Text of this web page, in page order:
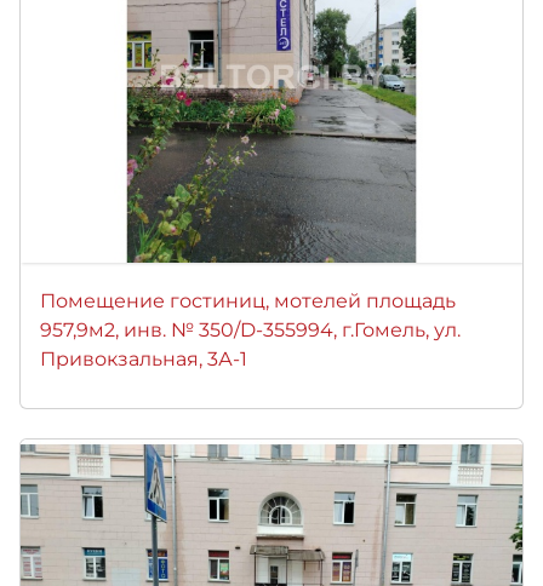
Помещение гостиниц, мотелей площадь
957,9м2, инв. № 350/D-355994, г.Гомель, ул.
Привокзальная, 3А-1